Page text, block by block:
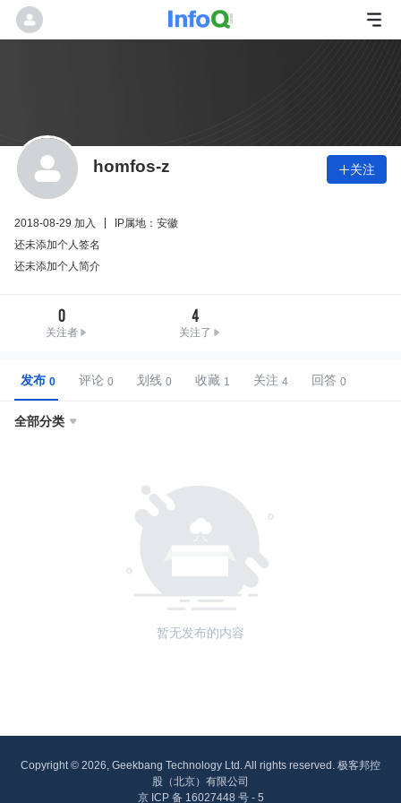
homfos-z 关注
2018-08-29 加入
IP属地：安徽
还未添加个人签名
还未添加个人简介
0
关注者
4
关注了
发布 评论 划线 收藏 关注 回答
全部分类 
暂无发布的内容
Copyright © 2026, Geekbang Technology Ltd. All rights reserved. 极客邦控
股（北京）有限公司
京 ICP 备 16027448 号 - 5